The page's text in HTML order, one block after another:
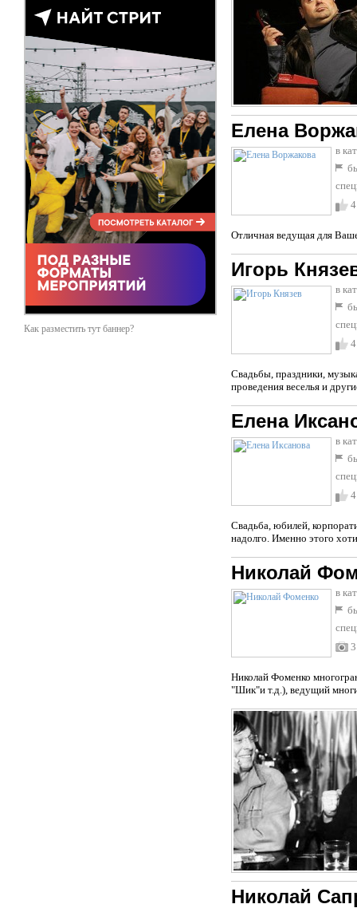
Как разместить тут баннер?
Елена
в
4
Отличная ведущая для
Игорь
в
4
Свадьбы, праздники,
проведения веселья и
Елена
в
4
Свадьба, юбилей,
надолго. Именно этого
Николай
в
3
Николай Фоменко
"Шик"и т.д.), ведущий
Николай